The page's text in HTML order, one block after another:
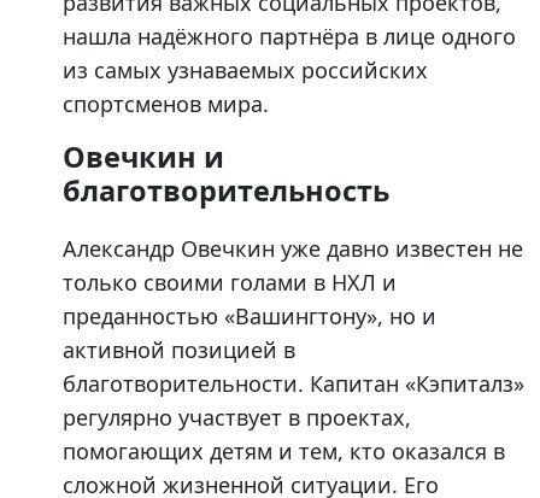
нашла надёжного партнёра в лице одного
из самых узнаваемых российских
спортсменов мира.
Овечкин и
благотворительность
Александр Овечкин уже давно известен не
только своими голами в НХЛ и
преданностью «Вашингтону», но и
активной позицией в
благотворительности. Капитан «Кэпиталз»
регулярно участвует в проектах,
помогающих детям и тем, кто оказался в
сложной жизненной ситуации. Его